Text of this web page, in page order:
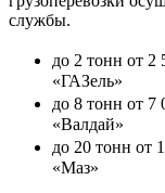
службы.
до 2 тонн от 2
«ГАЗель»
до 8 тонн от 7
«Валдай»
до 20 тонн от
«Маз»